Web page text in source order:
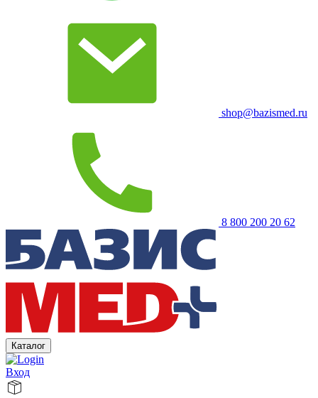
shop@bazismed.ru
8 800 200 20 62
Каталог
Вход